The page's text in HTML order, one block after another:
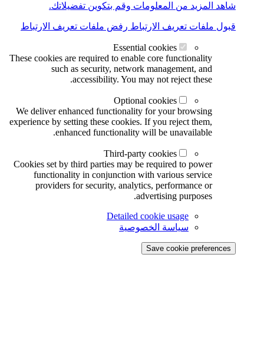
شاهد المزيد من المعلومات وقم بتكوين تفضيلاتك.
قبول ملفات تعريف الارتباط رفض ملفات تعريف الارتباط
Essential cookies
These cookies are required to enable core functionality
such as security, network management, and
accessibility. You may not reject these.
Optional cookies
We deliver enhanced functionality for your browsing
experience by setting these cookies. If you reject them,
enhanced functionality will be unavailable.
Third-party cookies
Cookies set by third parties may be required to power
functionality in conjunction with various service
providers for security, analytics, performance or
advertising purposes.
Detailed cookie usage
سياسة الخصوصية
Save cookie preferences